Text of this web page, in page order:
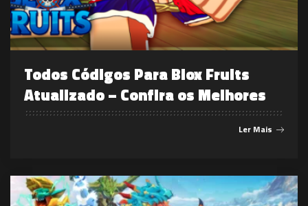
Todos Códigos Para Blox Fruits
Atualizado – Confira os Melhores
Ler Mais